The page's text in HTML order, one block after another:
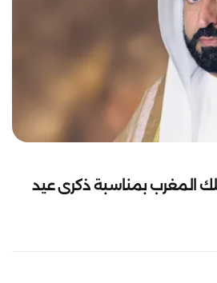
المغرب بمناسبة ذكرى عيد